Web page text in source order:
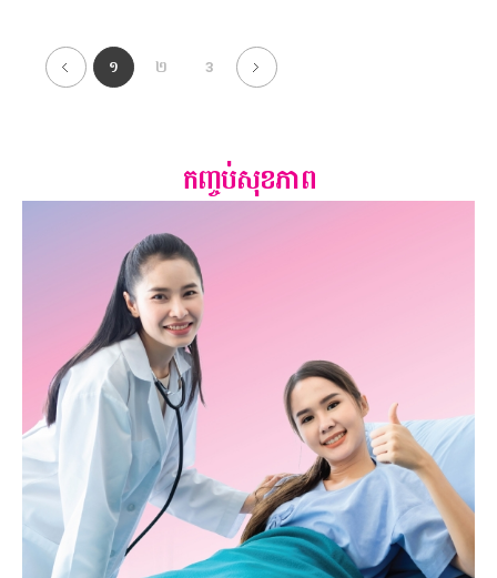
១ ២ 3
កញ្ចប់សុខភាព